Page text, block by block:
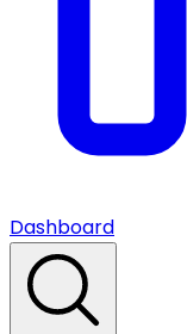
Dashboard